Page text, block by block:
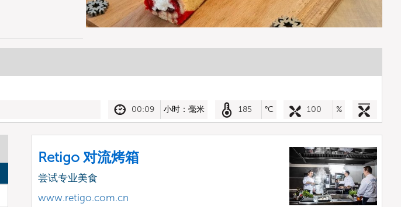
00:09 小时：毫米 185 °C 100 %
Retigo 对流烤箱
尝试专业美食
www.retigo.com.cn